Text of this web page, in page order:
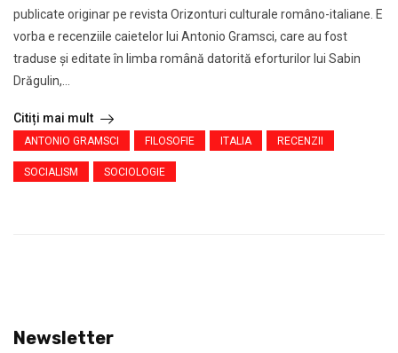
publicate originar pe revista Orizonturi culturale româno-italiane. E
vorba e recenziile caietelor lui Antonio Gramsci, care au fost
traduse şi editate în limba română datorită eforturilor lui Sabin
Drăgulin,...
Citiți mai mult
ANTONIO GRAMSCI FILOSOFIE ITALIA RECENZII
SOCIALISM SOCIOLOGIE
Newsletter